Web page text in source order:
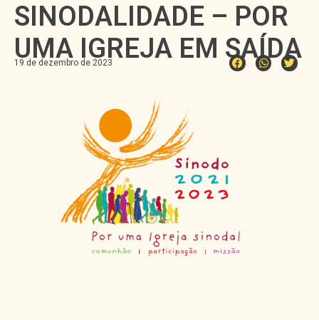
SINODALIDADE – POR
UMA IGREJA EM SAÍDA
19 de dezembro de 2023